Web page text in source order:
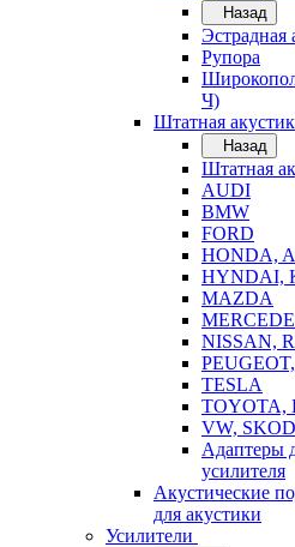
Назад
Эстрадная
Рупора
Ч)
Штатная
Назад
Штатная
AUDI
BMW
FORD
HONDA,
HYNDAI,
MAZDA
NISSAN,
TESLA
TOYOTA,
VW,
Адаптеры
усилителя
Акустические
для акустики
Усилители